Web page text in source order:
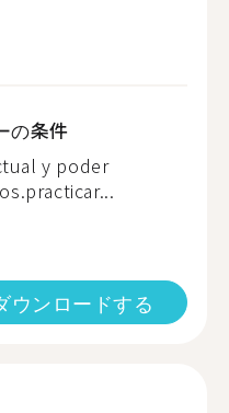
の条件
y poder
ウンロードする